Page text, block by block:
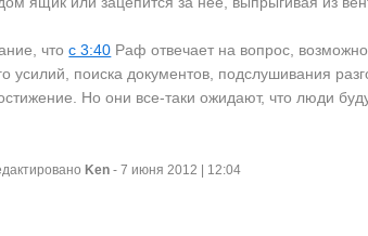
чтос 3:40 Раф отвечает на вопрос,
усилий, поиска документов, подслушивания
Но они все-таки ожидают, что люди
Ken - 7 июня 2012 | 12:04